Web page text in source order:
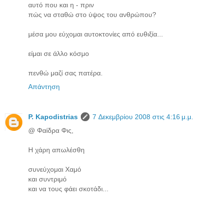
αυτό που και η - πριν
πώς να σταθώ στο ύψος του ανθρώπου?
μέσα μου εύχομαι αυτοκτονίες από ευθιξία...
είμαι σε άλλο κόσμο
πενθώ μαζί σας πατέρα.
Απάντηση
P. Kapodistrias
7 Δεκεμβρίου 2008 στις 4:16 μ.μ.
@ Φαίδρα Φις,
Η χάρη απωλέσθη
συνεύχομαι Χαμό
και συντριμό
και να τους φάει σκοτάδι...